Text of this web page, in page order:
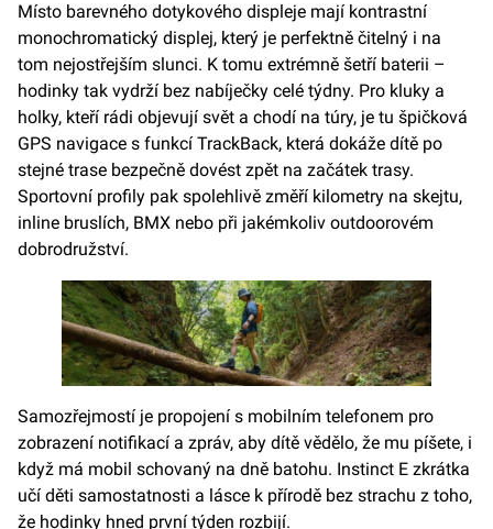
Místo barevného dotykového displeje mají kontrastní
monochromatický displej, který je perfektně čitelný i na
tom nejostřejším slunci. K tomu extrémně šetří baterii –
hodinky tak vydrží bez nabíječky celé týdny. Pro kluky a
holky, kteří rádi objevují svět a chodí na túry, je tu špičková
GPS navigace s funkcí TrackBack, která dokáže dítě po
stejné trase bezpečně dovést zpět na začátek trasy.
Sportovní profily pak spolehlivě změří kilometry na skejtu,
inline bruslích, BMX nebo při jakémkoliv outdoorovém
dobrodružství.
Samozřejmostí je propojení s mobilním telefonem pro
zobrazení notifikací a zpráv, aby dítě vědělo, že mu píšete, i
když má mobil schovaný na dně batohu. Instinct E zkrátka
učí děti samostatnosti a lásce k přírodě bez strachu z toho,
že hodinky hned první týden rozbijí.